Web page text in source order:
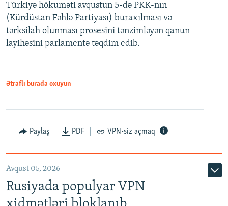
Auto 240p 360p 480p
720p 1080p
360p
480p
Türkiyə hökuməti avqustun 5-də PKK-nın
(Kürdüstan Fəhlə Partiyası) buraxılması və
tərksilah olunması prosesini tənzimləyən qanun
layihəsini parlamentə təqdim edib.
Ətraflı burada oxuyun
Paylaş PDF VPN-siz açmaq
Avqust 05, 2026
Rusiyada populyar VPN